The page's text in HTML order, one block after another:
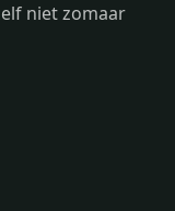
niet zomaar